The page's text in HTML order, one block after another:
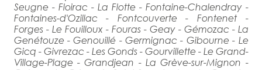
Seugne - Floirac - La Flotte - Fontaine-Chalendray -
Fontaines-d'Ozillac - Fontcouverte - Fontenet -
Forges - Le Fouilloux - Fouras - Geay - Gémozac - La
Genétouze - Genouillé - Germignac - Gibourne - Le
Gicq - Givrezac - Les Gonds - Gourvillette - Le Grand-
Village-Plage - Grandjean - La Grève-sur-Mignon -